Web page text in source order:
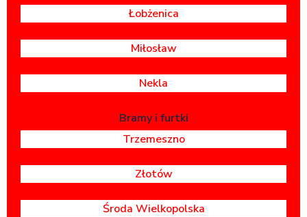
Łobżenica
Miłosław
Nekla
Bramy i furtki
Trzemeszno
Złotów
Środa Wielkopolska